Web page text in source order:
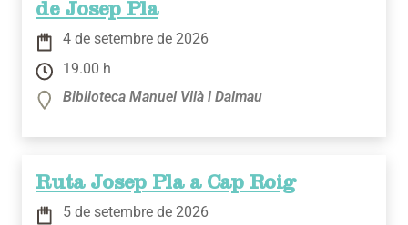
de Josep Pla
4 de setembre de 2026
19.00 h
Biblioteca Manuel Vilà i Dalmau
Ruta Josep Pla a Cap Roig
5 de setembre de 2026